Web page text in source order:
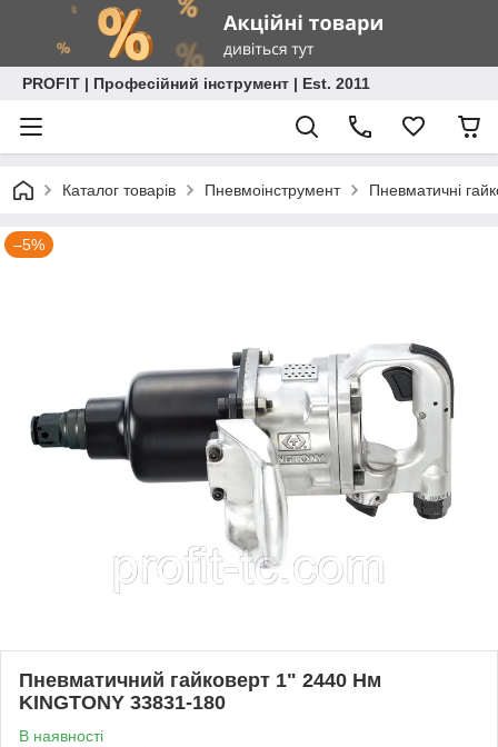
PROFIT | Професійний інструмент | Est. 2011
Каталог товарів Пневмоінструмент Пневматичні
–5%
Пневматичний гайковерт 1" 2440 Нм
KINGTONY 33831-180
В наявності